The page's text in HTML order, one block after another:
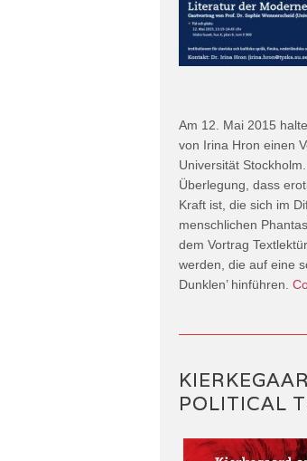
Am 12. Mai 2015
von Irina Hron einen
Universität
Überlegung, dass
Kraft ist, die sich im
menschlichen
dem Vortrag
werden, die auf eine
Dunklen’ hinführen.
POLITICAL